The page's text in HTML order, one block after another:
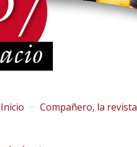
Inicio Compañero, la revista